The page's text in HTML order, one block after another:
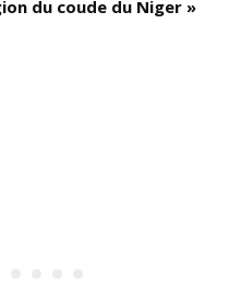
du coude du Niger »